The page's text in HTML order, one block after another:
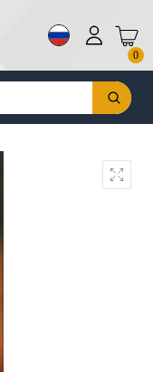
0